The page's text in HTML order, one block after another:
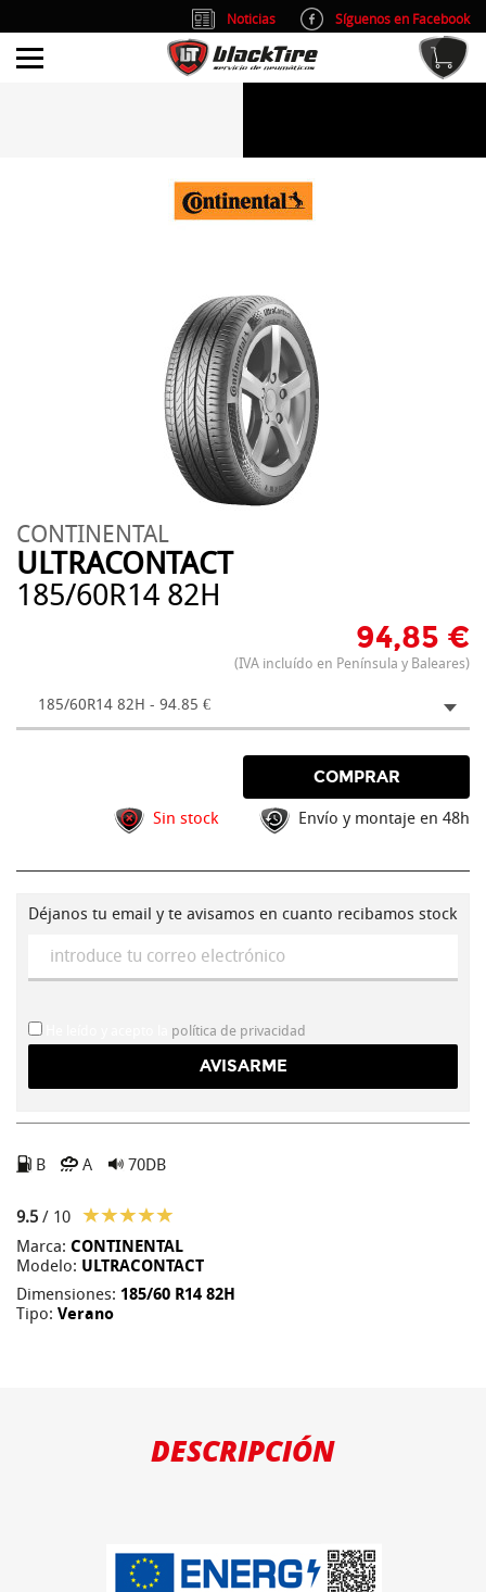
CONTINENTAL
ULTRACONTACT
185/60R14 82H
94,85 €
(IVA incluído en Península y Baleares)
185/60R14 82H - 94.85 €
COMPRAR
Sin stock Envío y montaje en 48h
Déjanos tu email y te avisamos en cuanto recibamos stock
política de privacidad
B A 70DB
9.5 / 10
Marca: CONTINENTAL
Modelo: ULTRACONTACT
Dimensiones: 185/60 R14 82H
Tipo: Verano
DESCRIPCIÓN
Noticias
Síguenos en Facebook
info@blacktire.es
Atención al cliente: L/V 9:00-14:00 y 15:00-19:00